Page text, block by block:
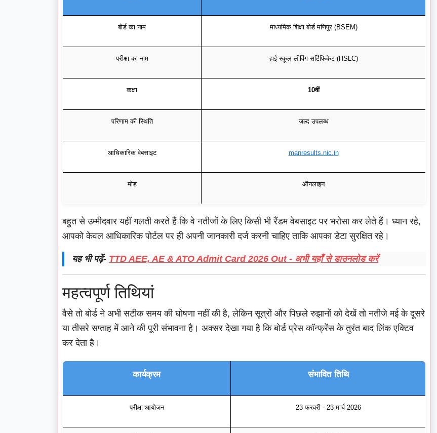
बोर्ड का नाम माध्यमिक शिक्षा बोर्ड मणिपुर (BSEM)
परीक्षा का नाम हाई स्कूल लीविंग सर्टिफिकेट (HSLC)
कक्षा 10वीं
परिणाम की स्थिति जल्द उपलब्ध
आधिकारिक वेबसाइट manresults.nic.in
मोड ऑनलाइन
बहुत से उम्मीदवार यहीं गलती करते हैं कि वे नतीजों के लिए किसी भी रैंडम वेबसाइट पर भरोसा कर लेते हैं। ध्यान रहे,
आपको केवल आधिकारिक पोर्टल पर ही अपनी जानकारी दर्ज करनी चाहिए ताकि आपका डेटा सुरक्षित रहे।
यह भी पढ़ें- TTD AEE, AE & ATO Admit Card 2026 Out - अभी यहाँ से डाउनलोड करें
महत्वपूर्ण तिथियां
वैसे तो बोर्ड ने अभी सटीक समय की घोषणा नहीं की है, लेकिन सूत्रों और पिछले रुझानों को देखें तो नतीजे मई के दूसरे
या तीसरे सप्ताह में आने की पूरी संभावना है। अक्सर देखा गया है कि बोर्ड प्रेस कॉन्फ्रेंस के तुरंत बाद लिंक एक्टिव
कर देता है।
कार्यक्रम संभावित तिथि
परीक्षा आयोजन 23 फरवरी - 23 मार्च 2026